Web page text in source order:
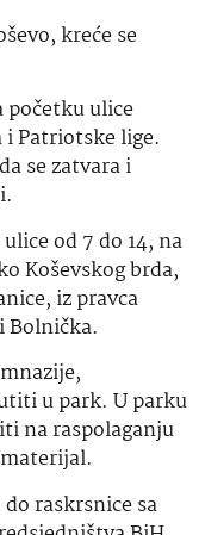
kreće se
početku ulice
i Patriotske lige.
se zatvara i
od 7 do 14, na
Koševskog brda,
iz pravca
Bolnička.
u park. U parku
na raspolaganju
raskrsnice sa